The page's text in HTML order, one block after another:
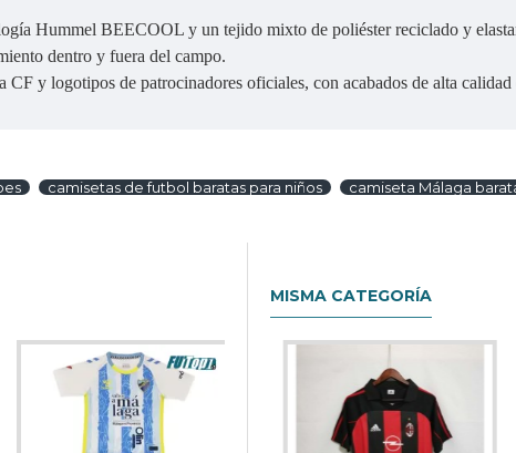
Hummel BEECOOL y un tejido mixto de poliéster reciclado y
dentro y fuera del campo.
y logotipos de patrocinadores oficiales, con acabados de alta
camisetas de futbol baratas para niños camiseta Málaga
MISMA CATEGORÍA